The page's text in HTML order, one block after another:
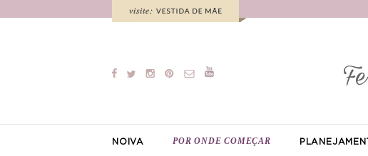
NOIVA POR ONDE COMEÇAR